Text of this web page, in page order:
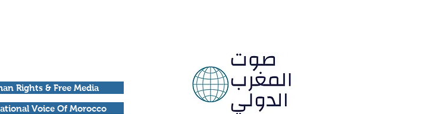
Rights & Free Media
Voice Of Morocco